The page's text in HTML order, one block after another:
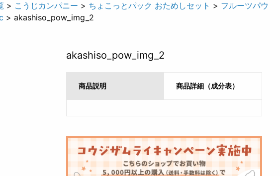
> こうじカンパニー > ちょこっとパック おためしセット > フルーツパウ
> akashiso_pow_img_2
akashiso_pow_img_2
商品説明 商品詳細（成分表）